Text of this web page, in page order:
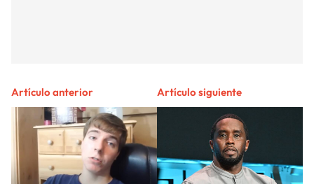
Artículo anterior Artículo siguiente